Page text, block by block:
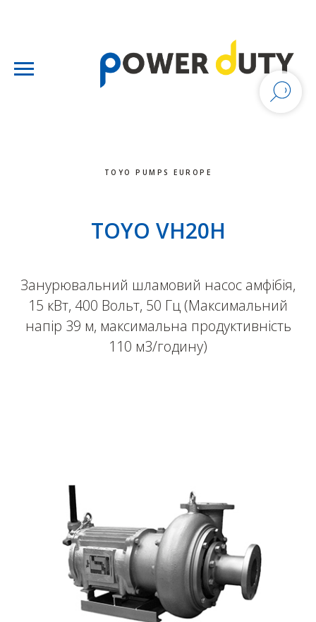
TOYO PUMPS EUROPE
TOYO VH20H
Занурювальний шламовий насос амфібія,
15 кВт, 400 Вольт, 50 Гц (Максимальний
напір 39 м, максимальна продуктивність
110 м3/годину)